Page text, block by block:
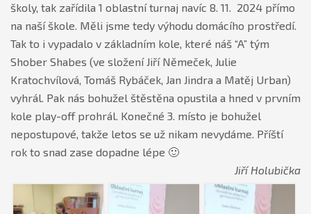
školy, tak zařídila 1 oblastní turnaj navíc 8. 11. 2024 přímo
na naší škole. Měli jsme tedy výhodu domácího prostředí.
Tak to i vypadalo v základním kole, které náš “A” tým
Shober Shabes (ve složení Jiří Němeček, Julie
Kratochvílová, Tomáš Rybáček, Jan Jindra a Matěj Urban)
vyhrál. Pak nás bohužel štěstěna opustila a hned v prvním
kole play-off prohrál. Konečné 3. místo je bohužel
nepostupové, takže letos se už nikam nevydáme. Příští
rok to snad zase dopadne lépe 🙂
Jiří Holubička